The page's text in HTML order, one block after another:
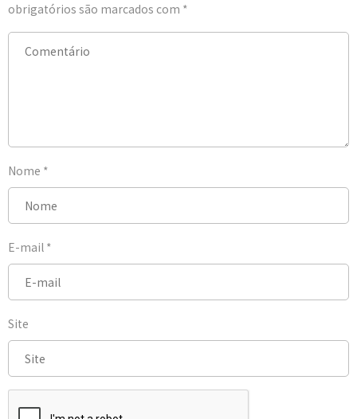
obrigatórios são marcados com *
Nome *
E-mail *
Site